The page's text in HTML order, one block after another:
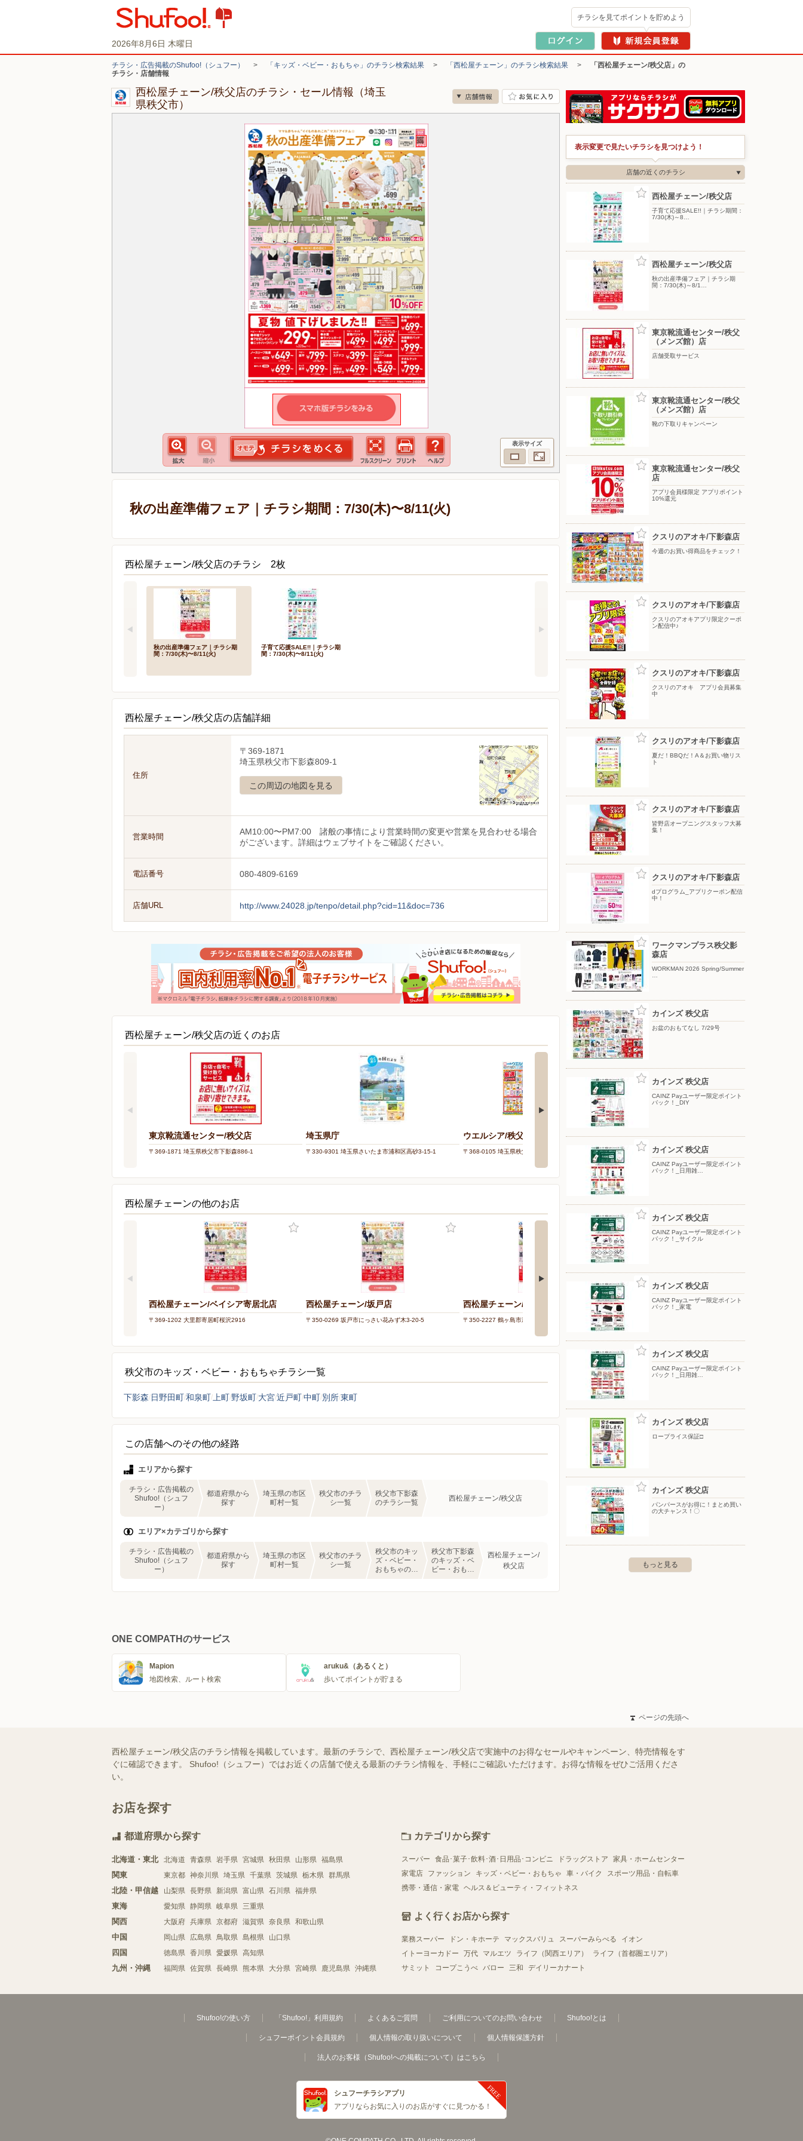
2026年8月6日 木曜日
チラシを見てポイントを貯めよう
チラシ・広告掲載のShufoo!（シュフー） > 「キッズ・ベビー・おもちゃ」のチラシ検索結果 > 「西松屋チェーン」のチラシ検索結果 >
「西松屋チェーン/秩父店」の
チラシ・店舗情報
西松屋チェーン/秩父店のチラシ・セール情報（埼玉
県秩父市）
表示サイズ
秋の出産準備フェア｜チラシ期間：7/30(木)〜8/11(火)
西松屋チェーン/秩父店のチラシ 2枚
秋の出産準備フェア｜チラシ期
間：7/30(木)〜8/11(火)
子育て応援SALE!!｜チラシ期
間：7/30(木)〜8/11(火)
西松屋チェーン/秩父店の店舗詳細
住所
〒369-1871
埼玉県秩父市下影森809-1
この周辺の地図を見る
営業時間
AM10:00〜PM7:00 諸般の事情により営業時間の変更や営業を見合わせる場合
がございます。詳細はウェブサイトをご確認ください。
電話番号 080-4809-6169
店舗URL http://www.24028.jp/tenpo/detail.php?cid=11&doc=736
西松屋チェーン/秩父店の近くのお店
東京靴流通センター/秩父店
〒369-1871 埼玉県秩父市下影森886-1
埼玉県庁
〒330-9301 埼玉県さいたま市浦和区高砂3-15-1
ウエルシア/秩父小鹿野店
〒368-0105 埼玉県秩父郡小鹿野町大字小鹿野1979
ベイシア/寄居北店
〒369-1202 埼玉県大里郡寄居町大字桜沢2916
西松屋チェーンの他のお店
西松屋チェーン/ベイシア寄居北店
〒369-1202 大里郡寄居町桜沢2916
西松屋チェーン/坂戸店
〒350-0269 坂戸市にっさい花みず木3-20-5
西松屋チェーン/鶴ヶ島店
〒350-2227 鶴ヶ島市新町4-11-4
西松屋チェーン/ベイシアひだかモール店
〒350-1211 日高市森戸新田藤久保88-5
秩父市のキッズ・ベビー・おもちゃチラシ一覧
下影森 日野田町和泉町 上町 野坂町 大宮近戸町中町 別所東町
この店舗へのその他の経路
エリアから探す
チラシ・広告掲載の
Shufoo!（シュフ
ー）
都道府県から
探す
埼玉県の市区
町村一覧
秩父市のチラ
シ一覧
秩父市下影森
のチラシ一覧
西松屋チェーン/秩父店
エリア×カテゴリから探す
チラシ・広告掲載の
Shufoo!（シュフ
ー）
都道府県から
探す
埼玉県の市区
町村一覧
秩父市のチラ
シ一覧
秩父市のキッ
ズ・ベビー・
おもちゃのチ
秩父市下影森
のキッズ・ベ
ビー・おもち
西松屋チェーン/
秩父店
表示変更で見たいチラシを見つけよう！
店舗の近くのチラシ
西松屋チェーン/秩父店
子育て応援SALE!!｜チラシ期間：
7/30(木)～8…
西松屋チェーン/秩父店
秋の出産準備フェア｜チラシ期
間：7/30(木)～8/1…
東京靴流通センター/秩父
（メンズ館）店
店舗受取サービス
東京靴流通センター/秩父
（メンズ館）店
靴の下取りキャンペーン
東京靴流通センター/秩父
店
アプリ会員様限定 アプリポイント
10%還元
クスリのアオキ/下影森店
今週のお買い得商品をチェック！
クスリのアオキ/下影森店
クスリのアオキアプリ限定クーポ
ン配信中♪
クスリのアオキ/下影森店
クスリのアオキ アプリ会員募集
中
クスリのアオキ/下影森店
夏だ！BBQだ！A＆お買い物リス
ト
クスリのアオキ/下影森店
皆野店オープニングスタッフ大募
集！
クスリのアオキ/下影森店
dプログラム_アプリクーポン配信
中！
ワークマンプラス秩父影
森店
WORKMAN 2026 Spring/Summer
カインズ 秩父店
お盆のおもてなし 7/29号
カインズ 秩父店
CAINZ Payユーザー限定ポイント
バック！_DIY
カインズ 秩父店
CAINZ Payユーザー限定ポイント
バック！_日用雑…
カインズ 秩父店
CAINZ Payユーザー限定ポイント
バック！_サイクル
カインズ 秩父店
CAINZ Payユーザー限定ポイント
バック！_家電
カインズ 秩父店
CAINZ Payユーザー限定ポイント
バック！_日用雑…
カインズ 秩父店
ロープライス保証□
カインズ 秩父店
パンパースがお得に！まとめ買い
の大チャンス！〇
もっと見る
ONE COMPATHのサービス
Mapion
地図検索、ルート検索
aruku&（あるくと）
歩いてポイントが貯まる
ページの先頭へ
西松屋チェーン/秩父店のチラシ情報を掲載しています。最新のチラシで、西松屋チェーン/秩父店で実施中のお得なセールやキャンペーン、特売情報をす
ぐに確認できます。 Shufoo!（シュフー）ではお近くの店舗で使える最新のチラシ情報を、手軽にご確認いただけます。お得な情報をぜひご活用くださ
い。
お店を探す
都道府県から探す
北海道・東北 北海道 青森県 岩手県 宮城県 秋田県 山形県 福島県
関東 東京都 神奈川県 埼玉県 千葉県 茨城県 栃木県 群馬県
北陸・甲信越 山梨県 長野県 新潟県 富山県 石川県 福井県
東海 愛知県 静岡県 岐阜県 三重県
関西 大阪府 兵庫県 京都府 滋賀県 奈良県 和歌山県
中国 岡山県 広島県 鳥取県 島根県 山口県
四国 徳島県 香川県 愛媛県 高知県
九州・沖縄 福岡県 佐賀県 長崎県 熊本県 大分県 宮崎県 鹿児島県 沖縄県
カテゴリから探す
スーパー 食品･菓子･飲料･酒･日用品･コンビニ ドラッグストア
家具・ホームセンター
家電店
ファッション キッズ・ベビー・おもちゃ 車・バイク
スポーツ用品・自転車
携帯・通信・家電 ヘルス＆ビューティ・フィットネス
よく行くお店から探す
業務スーパー ドン・キホーテ マックスバリュ スーパーみらべる
イオン
イトーヨーカドー
万代 マルエツ ライフ（関西エリア）
ライフ（首都圏エリア）
サミット
コープこうべ バロー 三和 デイリーカナート
Shufoo!の使い方 「Shufoo!」利用規約 よくあるご質問 ご利用についてのお問い合わせ Shufoo!とは
シュフーポイント会員規約 個人情報の取り扱いについて 個人情報保護方針
法人のお客様（Shufoo!への掲載について）はこちら
シュフーチラシアプリ
アプリならお気に入りのお店がすぐに見つかる！